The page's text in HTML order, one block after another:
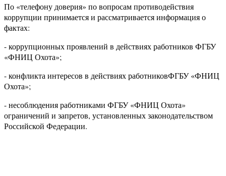
По «телефону доверия» по вопросам противодействия
коррупции принимается и рассматривается информация о
фактах:
- коррупционных проявлений в действиях работников ФГБУ
«ФНИЦ Охота»;
- конфликта интересов в действиях работниковФГБУ «ФНИЦ
Охота»;
- несоблюдения работниками ФГБУ «ФНИЦ Охота»
ограничений и запретов, установленных законодательством
Российской Федерации.